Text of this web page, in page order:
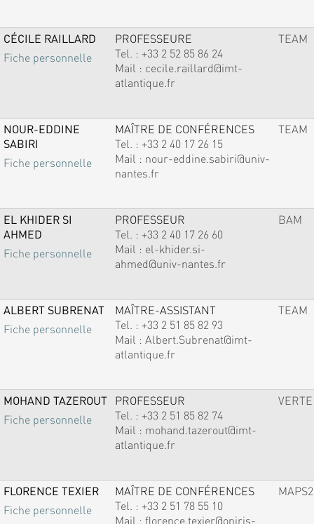
CÉCILE RAILLARD
Fiche personnelle
PROFESSEURE
Tel. : +33 2 52 85 86 24
Mail : cecile.raillard@imt-
atlantique.fr
TEAM
NOUR-EDDINE
SABIRI
Fiche personnelle
MAÎTRE DE CONFÉRENCES
Tel. : +33 2 40 17 26 15
Mail : nour-eddine.sabiri@univ-
nantes.fr
TEAM
EL KHIDER SI
AHMED
Fiche personnelle
PROFESSEUR
Tel. : +33 2 40 17 26 60
Mail : el-khider.si-
ahmed@univ-nantes.fr
BAM
ALBERT SUBRENAT
Fiche personnelle
MAÎTRE-ASSISTANT
Tel. : +33 2 51 85 82 93
Mail : Albert.Subrenat@imt-
atlantique.fr
TEAM
MOHAND TAZEROUT
Fiche personnelle
PROFESSEUR
Tel. : +33 2 51 85 82 74
Mail : mohand.tazerout@imt-
atlantique.fr
VERTE
FLORENCE TEXIER
Fiche personnelle
MAÎTRE DE CONFÉRENCES
Tel. : +33 2 51 78 55 10
Mail : florence.texier@oniris-
MAPS2